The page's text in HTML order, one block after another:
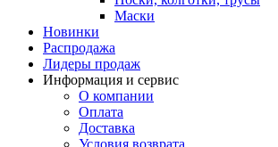
Маски
Новинки
Распродажа
Лидеры продаж
Информация и сервис
О компании
Оплата
Доставка
Условия возврата